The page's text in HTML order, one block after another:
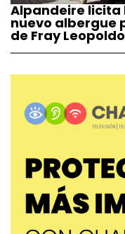
Alpandeire licita
nuevo albergue
de Fray